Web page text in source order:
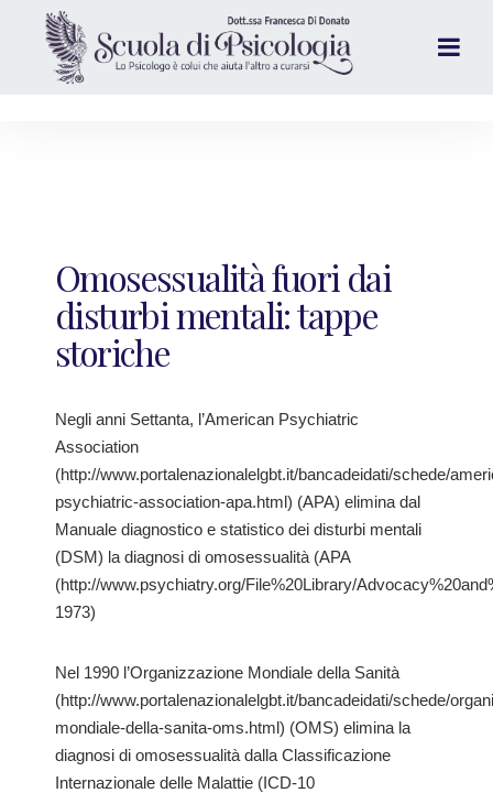
Omosessualità fuori dai
disturbi mentali: tappe
storiche
Negli anni Settanta, l’American Psychiatric
Association
(http://www.portalenazionalelgbt.it/bancadeidati/schede/
psychiatric-association-apa.html) (APA) elimina dal
Manuale diagnostico e statistico dei disturbi mentali
(DSM) la diagnosi di omosessualità (APA
(http://www.psychiatry.org/File%20Library/
1973)
Nel 1990 l’Organizzazione Mondiale della Sanità
(http://www.portalenazionalelgbt.it/bancadeidati/schede/
mondiale-della-sanita-oms.html) (OMS) elimina la
diagnosi di omosessualità dalla Classificazione
Internazionale delle Malattie (ICD-10